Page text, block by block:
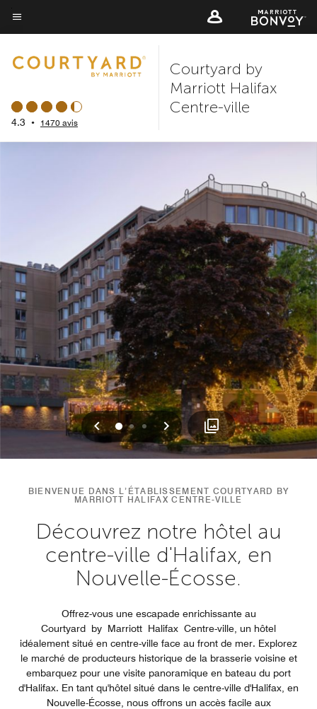
Skip
to
content
Texte du menu
4.3 • 1470 avis
Courtyard by
Marriott Halifax
Centre-ville
Précédent
01 2 Suivant
BIENVENUE DANS L’ÉTABLISSEMENT COURTYARD BY
MARRIOTT HALIFAX CENTRE-VILLE
Découvrez notre hôtel au
centre-ville d'Halifax, en
Nouvelle-Écosse.
Offrez-vous une escapade enrichissante au
Courtyard by Marriott Halifax Centre-ville, un hôtel
idéalement situé en centre-ville face au front de mer. Explorez
le marché de producteurs historique de la brasserie voisine et
embarquez pour une visite panoramique en bateau du port
d'Halifax. En tant qu'hôtel situé dans le centre-ville d'Halifax, en
Nouvelle-Écosse, nous offrons un accès facile aux